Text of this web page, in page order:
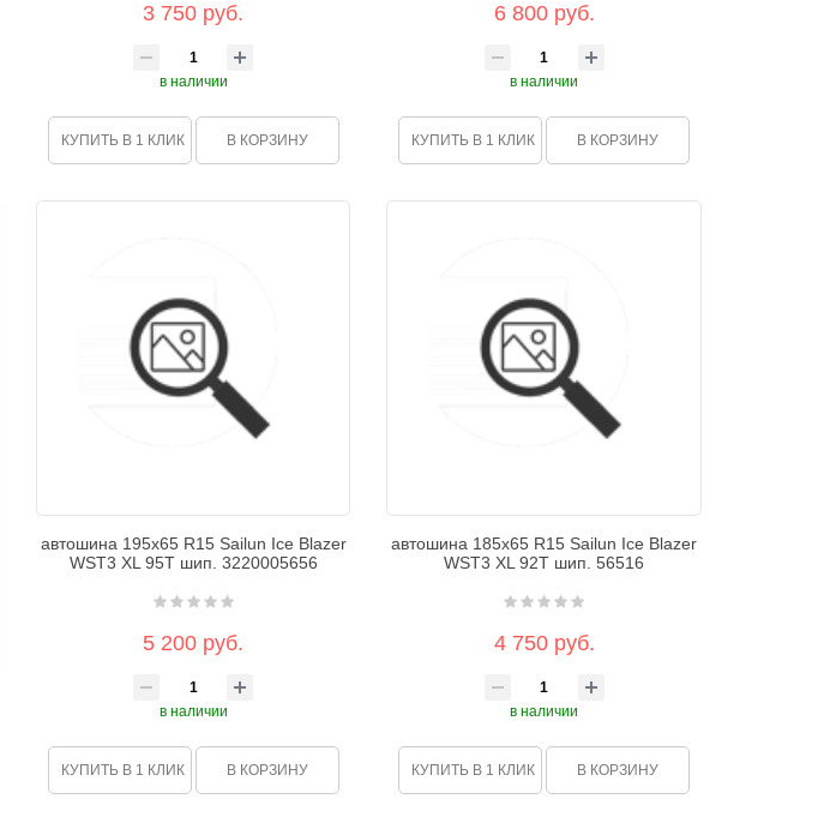
3 750 руб.
в наличии
КУПИТЬ В 1 КЛИК В КОРЗИНУ
6 800 руб.
в наличии
КУПИТЬ В 1 КЛИК В КОРЗИНУ
автошина 195х65 R15 Sailun Ice Blazer
WST3 XL 95T шип. 3220005656
5 200 руб.
в наличии
КУПИТЬ В 1 КЛИК В КОРЗИНУ
автошина 185х65 R15 Sailun Ice Blazer
WST3 XL 92T шип. 56516
4 750 руб.
в наличии
КУПИТЬ В 1 КЛИК В КОРЗИНУ